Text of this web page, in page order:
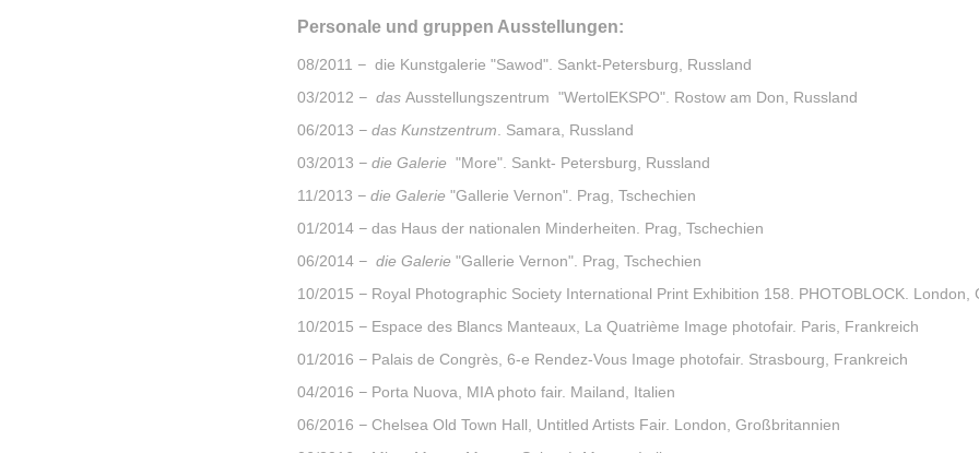
Personale und gruppen Ausstellungen:
08/2011 − die Kunstgalerie "Sawod". Sankt-Petersburg, Russland
03/2012 − das Ausstellungszentrum "WertolEKSPO". Rostow am Don, Russland
06/2013 − das Kunstzentrum . Samara, Russland
03/2013 − die Galerie "More". Sankt- Petersburg, Russland
11/2013 − die Galerie "Gallerie Vernon". Prag, Tschechien
01/2014 − das Haus der nationalen Minderheiten. Prag, Tschechien
06/2014 − die Galerie "Gallerie Vernon". Prag, Tschechien
10/2015 − Royal Photographic Society International Print Exhibition 158. PHOTOBLOCK. London,
10/2015 − Espace des Blancs Manteaux, La Quatrième Image photofair. Paris, Frankreich
01/2016 − Palais de Congrès, 6-e Rendez-Vous Image photofair. Strasbourg, Frankreich
04/2016 − Porta Nuova, MIA photo fair. Mailand, Italien
06/2016 − Chelsea Old Town Hall, Untitled Artists Fair. London, Großbritannien